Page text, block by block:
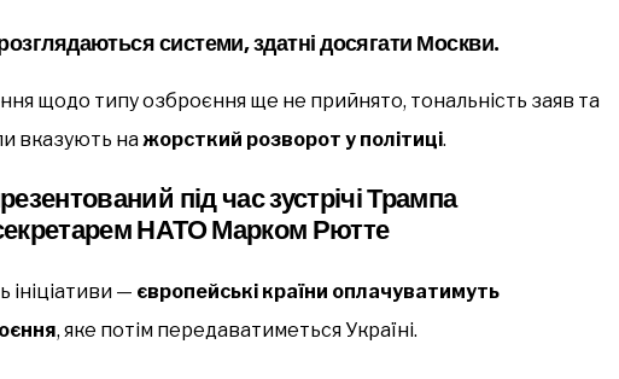
системи, здатні досягати Москви.
щодо типу озброєння ще не прийнято, тональність заяв та
вказують нажорсткий розворот у політиці.
під час зустрічі Трампа
НАТО Марком Рютте
ініціативи — європейські країни оплачуватимуть
, яке потім передаватиметься Україні.